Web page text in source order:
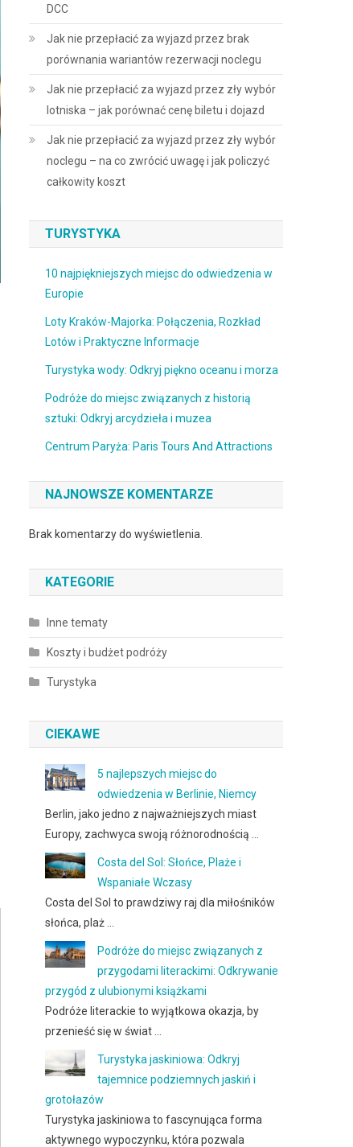
DCC
Jak nie przepłacić za wyjazd przez brak
porównania wariantów rezerwacji noclegu
Jak nie przepłacić za wyjazd przez zły wybór
lotniska – jak porównać cenę biletu i dojazd
Jak nie przepłacić za wyjazd przez zły wybór
noclegu – na co zwrócić uwagę i jak policzyć
całkowity koszt
TURYSTYKA
10 najpiękniejszych miejsc do odwiedzenia w
Europie
Loty Kraków-Majorka: Połączenia, Rozkład
Lotów i Praktyczne Informacje
Turystyka wody: Odkryj piękno oceanu i morza
Podróże do miejsc związanych z historią
sztuki: Odkryj arcydzieła i muzea
Centrum Paryża: Paris Tours And Attractions
NAJNOWSZE KOMENTARZE
Brak komentarzy do wyświetlenia.
KATEGORIE
Inne tematy
Koszty i budżet podróży
Turystyka
CIEKAWE
5 najlepszych miejsc do
odwiedzenia w Berlinie, Niemcy
Berlin, jako jedno z najważniejszych miast
Europy, zachwyca swoją różnorodnością …
Costa del Sol: Słońce, Plaże i
Wspaniałe Wczasy
Costa del Sol to prawdziwy raj dla miłośników
słońca, plaż …
Podróże do miejsc związanych z
przygodami literackimi: Odkrywanie
przygód z ulubionymi książkami
Podróże literackie to wyjątkowa okazja, by
przenieść się w świat …
Turystyka jaskiniowa: Odkryj
tajemnice podziemnych jaskiń i
grotołazów
Turystyka jaskiniowa to fascynująca forma
aktywnego wypoczynku, która pozwala